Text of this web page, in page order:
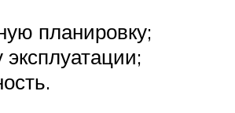
планировку;
эксплуатации;